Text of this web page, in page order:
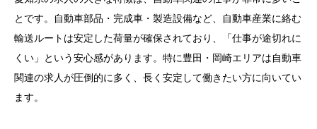
とです。自動車部品・完成車・製造設備など、自動車産業に絡む
輸送ルートは安定した荷量が確保されており、「仕事が途切れに
くい」という安心感があります。特に豊田・岡崎エリアは自動車
関連の求人が圧倒的に多く、長く安定して働きたい方に向いてい
ます。